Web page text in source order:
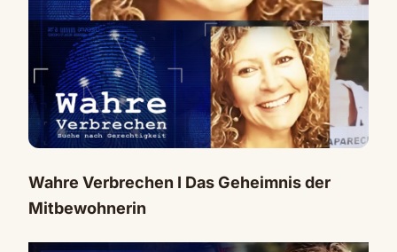
Wahre Verbrechen I Das Geheimnis der
Mitbewohnerin